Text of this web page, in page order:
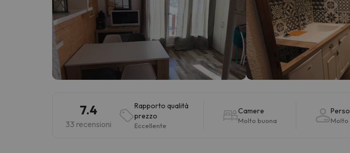
7.4
33 recensioni
Rapporto qualità
prezzo
Eccellente
Camere
Molto buona Molto